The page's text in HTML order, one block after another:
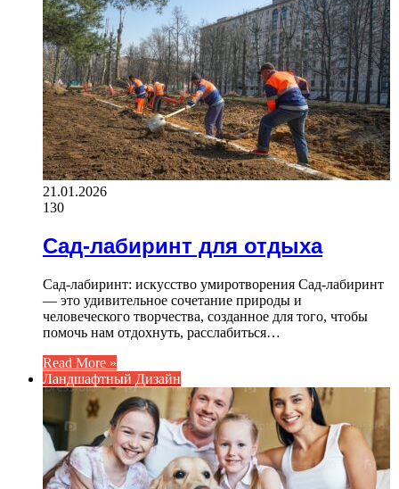
21.01.2026
130
Сад-лабиринт для отдыха
Сад-лабиринт: искусство умиротворения Сад-лабиринт
— это удивительное сочетание природы и
человеческого творчества, созданное для того, чтобы
помочь нам отдохнуть, расслабиться…
Read More »
Ландшафтный Дизайн